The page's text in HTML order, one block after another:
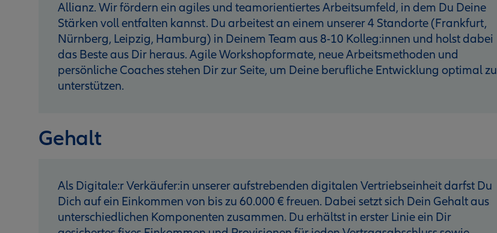
Allianz. Wir fördern ein agiles und teamorientiertes Arbeitsumfeld, in dem Du Deine
Stärken voll entfalten kannst. Du arbeitest an einem unserer 4 Standorte (Frankfurt,
Nürnberg, Leipzig, Hamburg) in Deinem Team aus 8-10 Kolleg:innen und holst dabei
das Beste aus Dir heraus. Agile Workshopformate, neue Arbeitsmethoden und
persönliche Coaches stehen Dir zur Seite, um Deine berufliche Entwicklung optimal zu
unterstützen.
Gehalt
Als Digitale:r Verkäufer:in unserer aufstrebenden digitalen Vertriebseinheit darfst Du
Dich auf ein Einkommen von bis zu 60.000 € freuen. Dabei setzt sich Dein Gehalt aus
unterschiedlichen Komponenten zusammen. Du erhältst in erster Linie ein Dir